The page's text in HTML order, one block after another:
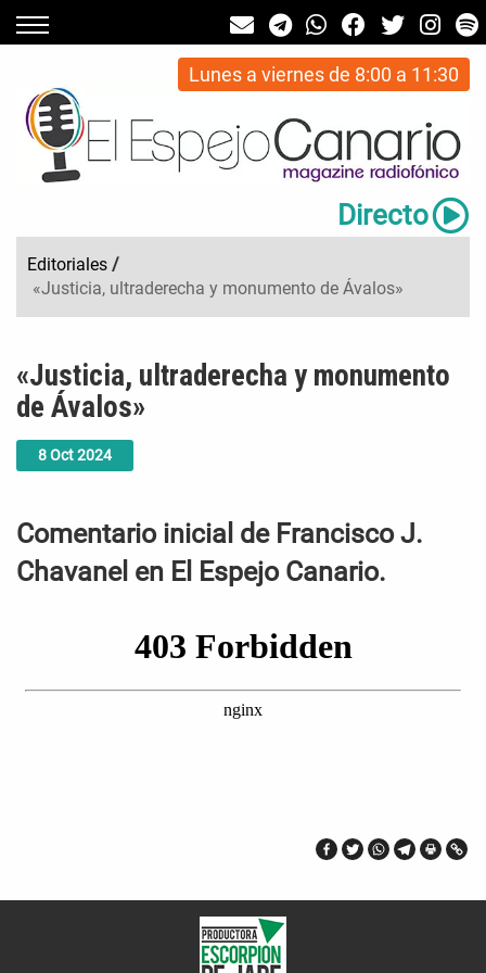
Lunes a viernes de 8:00 a 11:30
Directo
Editoriales /
«Justicia, ultraderecha y monumento de Ávalos»
8Oct2024
«Justicia, ultraderecha y monumento
de Ávalos»
Comentario inicial de Francisco J.
Chavanel en El Espejo Canario.